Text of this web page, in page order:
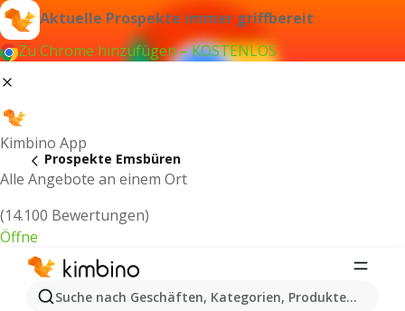
Aktuelle Prospekte immer griffbereit
Zu Chrome hinzufügen – KOSTENLOS
Kimbino App
Alle Angebote an einem Ort
(14.100 Bewertungen)
Öffne
Suche nach Geschäften, Kategorien, Produkten...
Prospekte Emsbüren
Emsbüren - Neuste Prospekte und